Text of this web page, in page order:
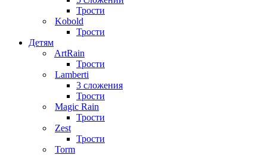
Трости
Kobold
Трости
Детям
ArtRain
Трости
Lamberti
3 сложения
Трости
Magic Rain
Трости
Zest
Трости
Torm